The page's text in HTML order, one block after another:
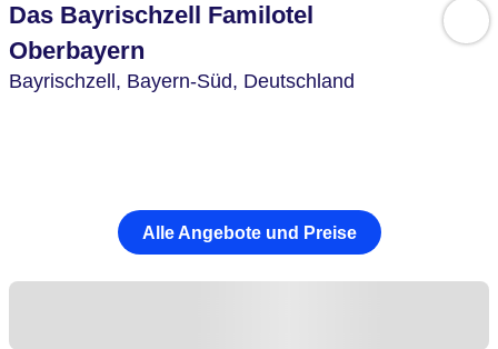
Das Bayrischzell Familotel
Oberbayern
Bayrischzell, Bayern-Süd, Deutschland
Alle Angebote und Preise